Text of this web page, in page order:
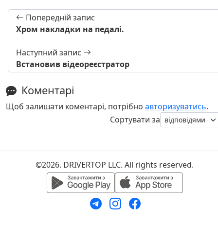
Попередній запис
Хром накладки на педалі.
Наступний запис
Встановив відеореєстратор
Коментарі
Щоб залишати коментарі, потрібно авторизуватись.
Сортувати за
©2026. DRIVERTOP LLC. All rights reserved.